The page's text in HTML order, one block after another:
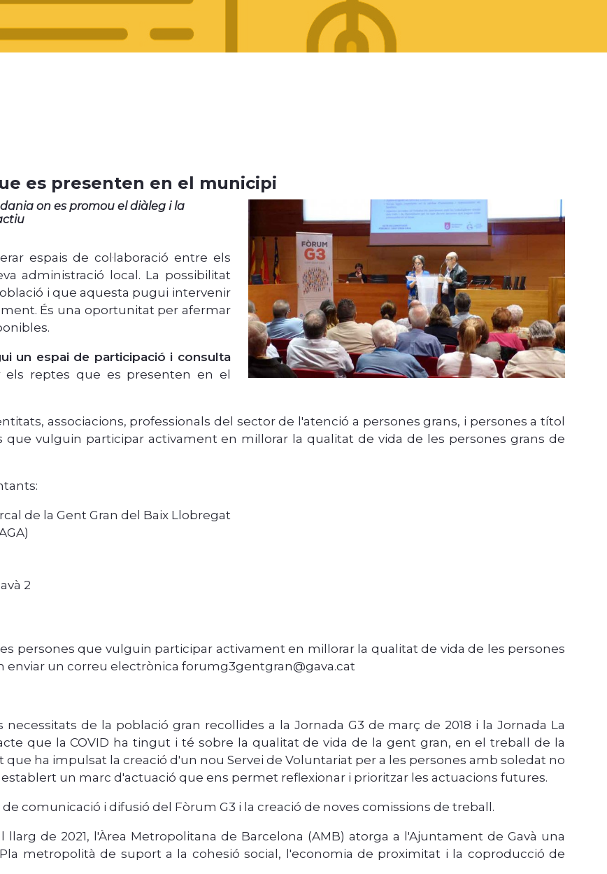
es presenten en el municipi
on es promou el diàleg i la
espais de col·laboració entre els
administració local. La possibilitat
i que aquesta pugui intervenir
És una oportunitat per afermar
un espai de participació i consulta
els reptes que es presenten en el
associacions, professionals del sector de l'atenció a persones grans, i persones a títol
que vulguin participar activament en millorar la qualitat de vida de les persones grans de
de la Gent Gran del Baix Llobregat
2
persones que vulguin participar activament en millorar la qualitat de vida de les persones
enviar un correu electrònica forumg3gentgran@gava.cat
de la població gran recollides a la Jornada G3 de març de 2018 i la Jornada La
que la COVID ha tingut i té sobre la qualitat de vida de la gent gran, en el treball de la
ha impulsat la creació d'un nou Servei de Voluntariat per a les persones amb soledat no
un marc d'actuació que ens permet reflexionar i prioritzar les actuacions futures.
comunicació i difusió del Fòrum G3 i la creació de noves comissions de treball.
de 2021, l'Àrea Metropolitana de Barcelona (AMB) atorga a l'Ajuntament de Gavà una
metropolità de suport a la cohesió social, l'economia de proximitat i la coproducció de